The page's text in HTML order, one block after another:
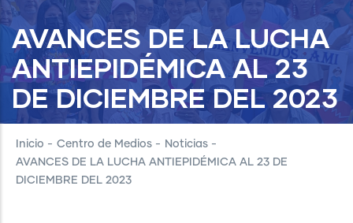
AVANCES DE LA LUCHA
ANTIEPIDÉMICA AL 23
DE DICIEMBRE DEL 2023
Inicio - Centro de Medios - Noticias -
AVANCES DE LA LUCHA ANTIEPIDÉMICA AL 23 DE
DICIEMBRE DEL 2023